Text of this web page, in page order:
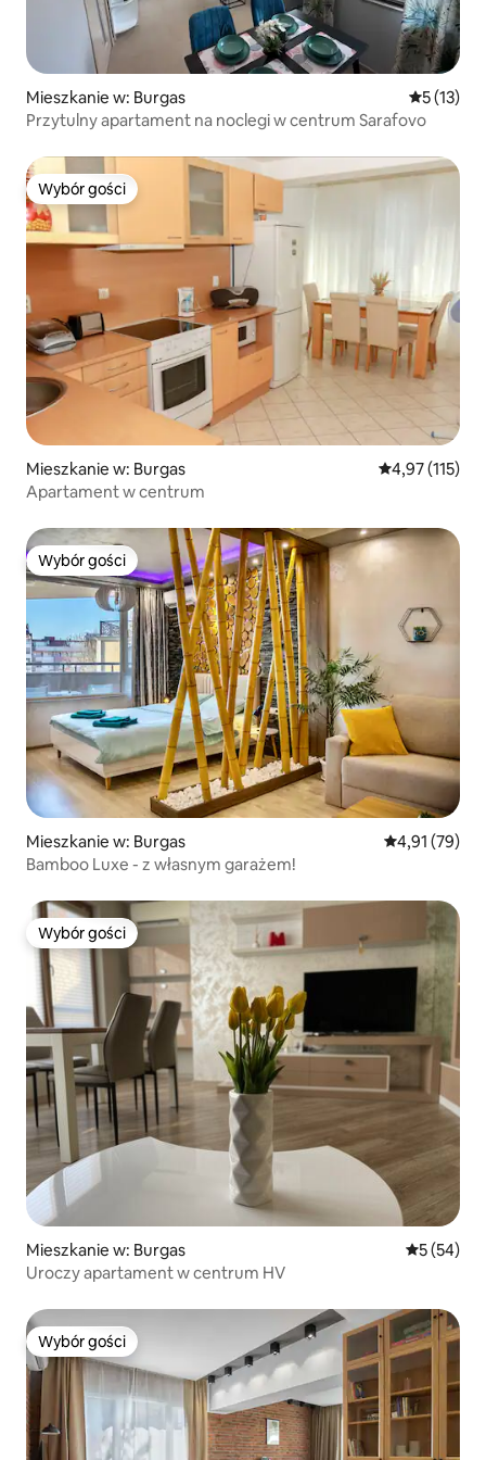
Mieszkanie w: Burgas Średnia
5 (13)
Przytulny apartament na noclegi w centrum Sarafovo
Wybór gości
Wybór gości
Mieszkanie w: Burgas Średnia
4,97 (115)
Apartament w centrum
Wybór gości
Wybór gości
Mieszkanie w: Burgas Średnia
4,91 (79)
Bamboo Luxe - z własnym garażem!
Wybór gości
Wybór gości
Mieszkanie w: Burgas Średnia
5 (54)
Uroczy apartament w centrum HV
Wybór gości
Wybór gości